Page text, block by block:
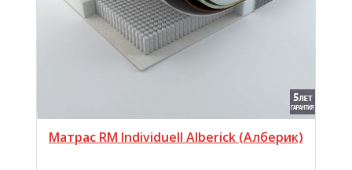
Матрас RM Individuell Alberick (Aлберик)